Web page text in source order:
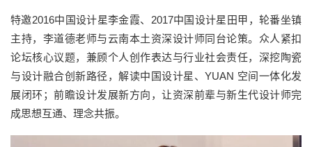
特邀2016中国设计星李金霞、2017中国设计星田甲，轮番坐镇
主持，李道德老师与云南本土资深设计师同台论策。众人紧扣
论坛核心议题，兼顾个人创作表达与行业社会责任，深挖陶瓷
与设计融合创新路径，解读中国设计星、YUAN 空间一体化发
展闭环；前瞻设计发展新方向，让资深前辈与新生代设计师完
成思想互通、理念共振。